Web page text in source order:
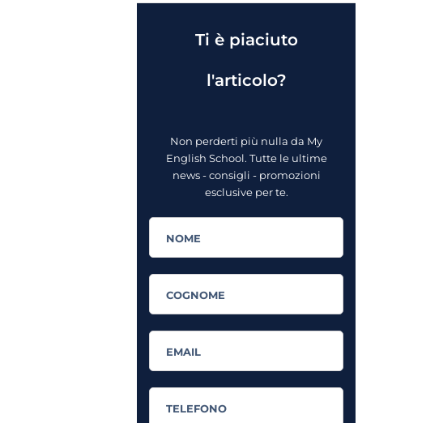
Ti è piaciuto
l'articolo?
Non perderti più nulla da My
English School. Tutte le ultime
news - consigli - promozioni
esclusive per te.